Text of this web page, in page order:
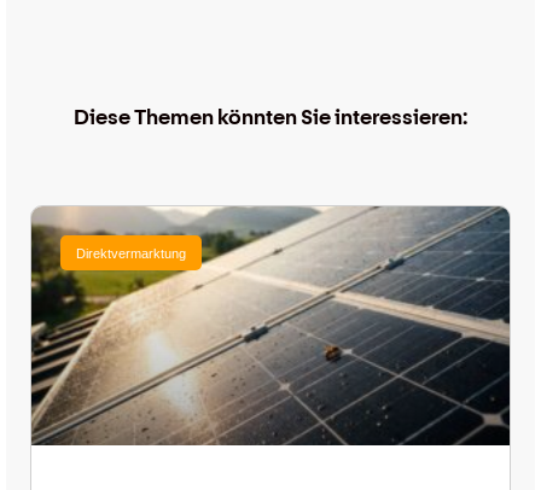
Diese Themen könnten Sie interessieren:
Direktvermarktung